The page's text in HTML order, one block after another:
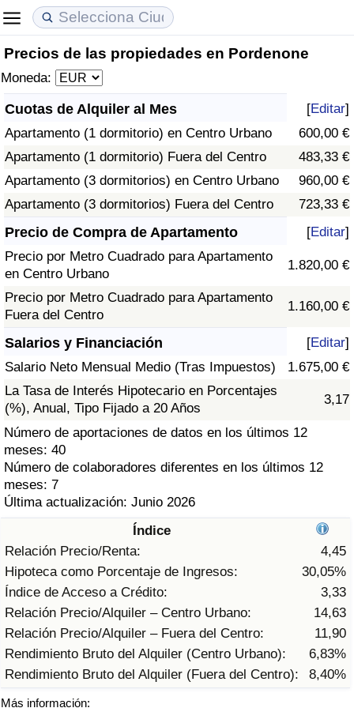
Precios de las propiedades en Pordenone
Moneda:
Cuotas de Alquiler al Mes [Editar]
Apartamento (1 dormitorio) en Centro Urbano
600,00 €
Apartamento (1 dormitorio) Fuera del Centro
483,33 €
Apartamento (3 dormitorios) en Centro Urbano
960,00 €
Apartamento (3 dormitorios) Fuera del Centro
723,33 €
Precio de Compra de Apartamento [Editar]
Precio por Metro Cuadrado para Apartamento
en Centro Urbano
1.820,00 €
Precio por Metro Cuadrado para Apartamento
Fuera del Centro
1.160,00 €
Salarios y Financiación [Editar]
Salario Neto Mensual Medio (Tras Impuestos)
1.675,00 €
La Tasa de Interés Hipotecario en Porcentajes
(%), Anual, Tipo Fijado a 20 Años
3,17
Número de aportaciones de datos en los últimos 12
meses: 40
Número de colaboradores diferentes en los últimos 12
meses: 7
Última actualización: Junio 2026
Índice
Relación Precio/Renta:
4,45
Hipoteca como Porcentaje de Ingresos:
30,05%
Índice de Acceso a Crédito:
3,33
Relación Precio/Alquiler – Centro Urbano:
14,63
Relación Precio/Alquiler – Fuera del Centro:
11,90
Rendimiento Bruto del Alquiler (Centro Urbano):
6,83%
Rendimiento Bruto del Alquiler (Fuera del Centro):
8,40%
Más información:
Coste de vida
Índice de Costo de Vida (Actual)
Índice de Costo de Vida
Índice de costo de vida por país
Precios de las propiedades
Índice de Precios de Inmuebles (Actual)
Índice de Precios de Inmuebles
Índice de Precios de Inmuebles por País
Calidad de Vida
Índice de Calidad de Vida
Índice de Calidad de Vida (Actual)
Índice de calidad de vida por país
Calificación del Índice de Criminalidad
(Actual)
Índice de Criminalidad
Índice de criminalidad por país
Sanidad
Índice de Sanidad (Actual)
Índice de Sanidad
Índice de Sanidad por País
Índice de contaminación
Índice de Contaminación por País